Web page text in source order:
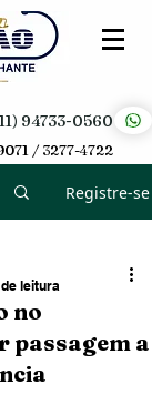
94733-0560
/ 3277-4722
Registre-se
no
passagem a
leitura